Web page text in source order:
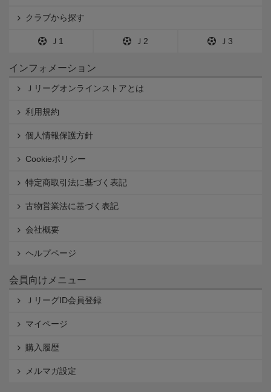
クラブから探す
Ｊ1 Ｊ2 Ｊ3
インフォメーション
Ｊリーグオンラインストアとは
利用規約
個人情報保護方針
Cookieポリシー
特定商取引法に基づく表記
古物営業法に基づく表記
会社概要
ヘルプページ
会員向けメニュー
ＪリーグID会員登録
マイページ
購入履歴
メルマガ設定